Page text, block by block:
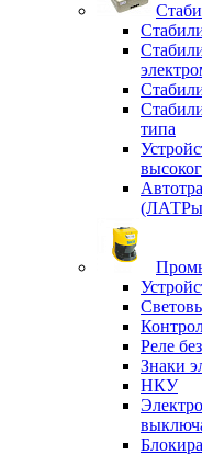
типа
Реле
Знаки
НКУ